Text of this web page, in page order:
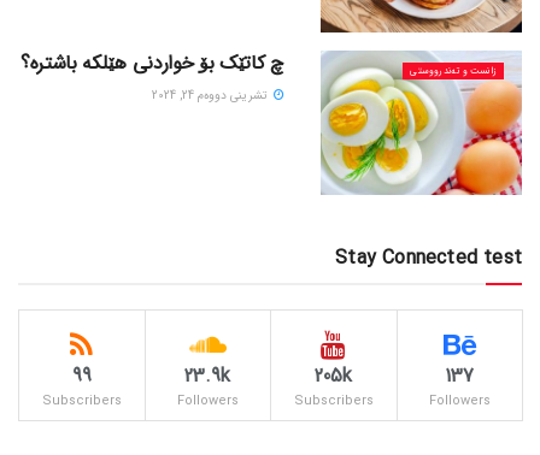
زانست و تەندرووستی چ کاتێک بۆ خواردنی هێلکە باشترە؟
تشرینی دووه‌م 24, 2024
Stay Connected test
137
Followers
205k
Subscribers
23.9k
Followers
99
Subscribers